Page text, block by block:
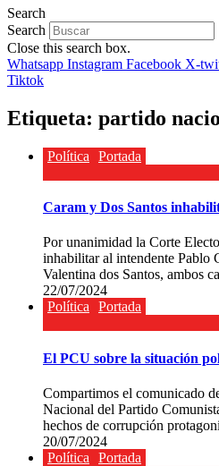
Search
Search
Close this search box.
Whatsapp Instagram Facebook X-
Tiktok
Etiqueta: partido
Política Portada
Caram y Dos Santos
Por unanimidad la Corte
inhabilitar al intendente Pablo
Valentina dos Santos, ambos
22/07/2024
Política
Portada
El PCU sobre la situación
Compartimos el comunicado
Nacional del Partido
hechos de corrupción
20/07/2024
Política
Portada